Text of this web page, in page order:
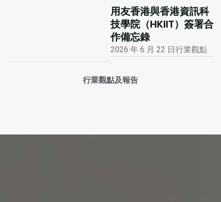
行業觀點及報告
用友香港與香港資訊科
技學院（HKIIT）簽署合
作備忘錄
2026 年 6 月 22 日 行業觀點